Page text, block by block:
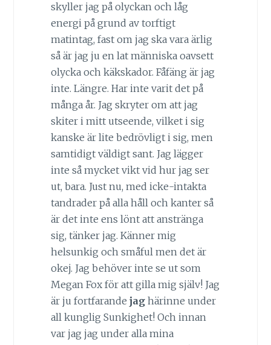
skyller jag på olyckan och låg
energi på grund av torftigt
matintag, fast om jag ska vara ärlig
så är jag ju en lat människa oavsett
olycka och käkskador. Fåfäng är jag
inte. Längre. Har inte varit det på
många år. Jag skryter om att jag
skiter i mitt utseende, vilket i sig
kanske är lite bedrövligt i sig, men
samtidigt väldigt sant. Jag lägger
inte så mycket vikt vid hur jag ser
ut, bara. Just nu, med icke-intakta
tandrader på alla håll och kanter så
är det inte ens lönt att anstränga
sig, tänker jag. Känner mig
helsunkig och småful men det är
okej. Jag behöver inte se ut som
Megan Fox för att gilla mig själv! Jag
är ju fortfarande jaghärinne under
all kunglig Sunkighet! Och innan
var jag jag under alla mina